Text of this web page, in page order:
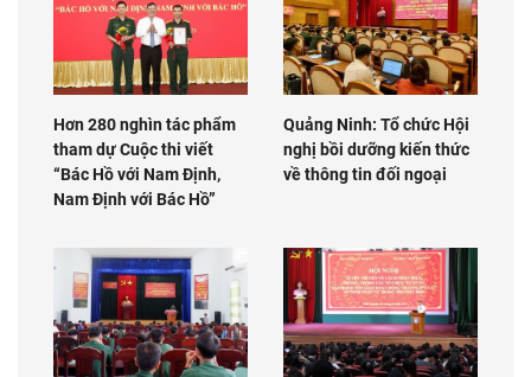
Hơn 280 nghìn tác phẩm
tham dự Cuộc thi viết
“Bác Hồ với Nam Định,
Nam Định với Bác Hồ”
Quảng Ninh: Tổ chức Hội
nghị bồi dưỡng kiến thức
về thông tin đối ngoại